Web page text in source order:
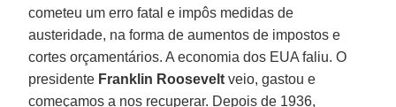
cometeu um erro fatal e impôs medidas de
austeridade, na forma de aumentos de impostos e
cortes orçamentários. A economia dos EUA faliu. O
presidente Franklin Roosevelt veio, gastou e
começamos a nos recuperar. Depois de 1936,